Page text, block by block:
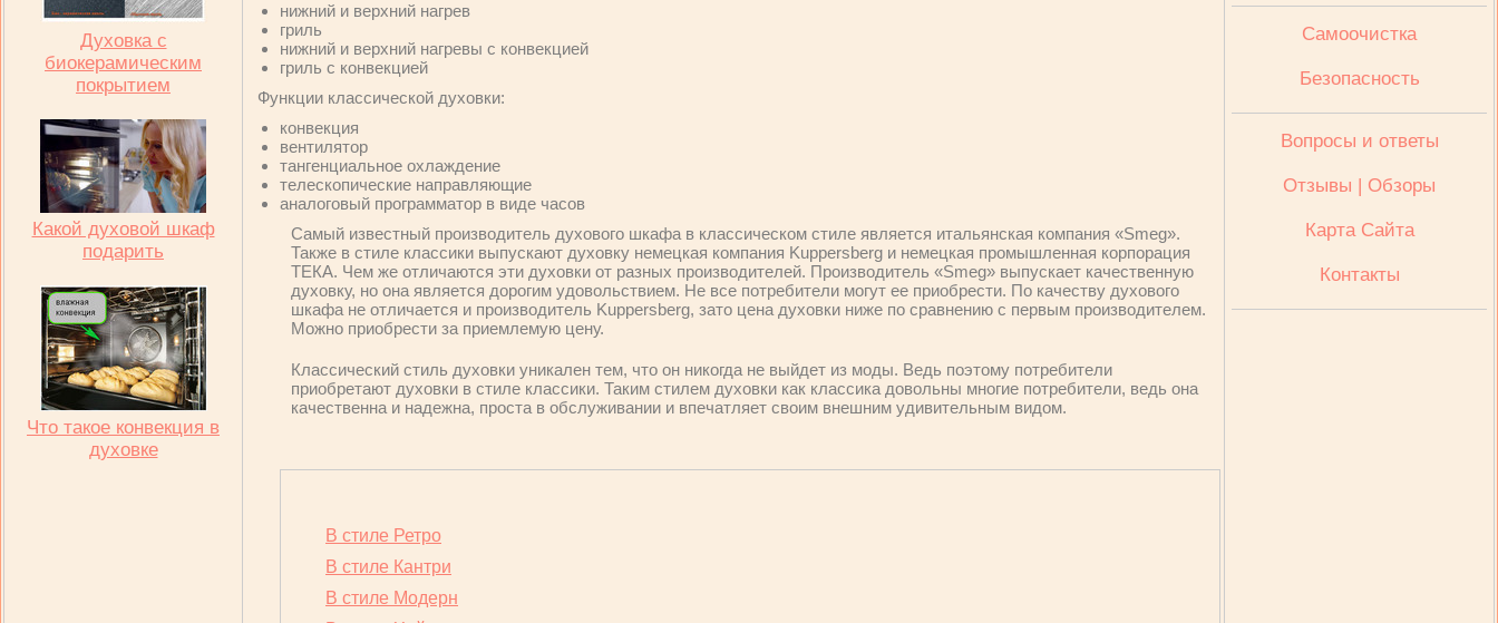
Духовка с
биокерамическим
покрытием
Какой духовой шкаф
подарить
Что такое конвекция в
духовке
нижний и верхний нагрев
гриль
нижний и верхний нагревы с конвекцией
гриль с конвекцией
Функции классической духовки:
конвекция
вентилятор
тангенциальное охлаждение
телескопические направляющие
аналоговый программатор в виде часов
Самый известный производитель духового шкафа в классическом стиле является итальянская компания «Smeg».
Также в стиле классики выпускают духовку немецкая компания Kuppersberg и немецкая промышленная корпорация
ТЕКА. Чем же отличаются эти духовки от разных производителей. Производитель «Smeg» выпускает качественную
духовку, но она является дорогим удовольствием. Не все потребители могут ее приобрести. По качеству духового
шкафа не отличается и производитель Kuppersberg, зато цена духовки ниже по сравнению с первым производителем.
Можно приобрести за приемлемую цену.
Классический стиль духовки уникален тем, что он никогда не выйдет из моды. Ведь поэтому потребители
приобретают духовки в стиле классики. Таким стилем духовки как классика довольны многие потребители, ведь она
качественна и надежна, проста в обслуживании и впечатляет своим внешним удивительным видом.
В стиле Ретро
В стиле Кантри
В стиле Модерн
Cамоочистка
Безопасность
Вопросы и ответы
Отзывы | Обзоры
Карта Сайта
Контакты